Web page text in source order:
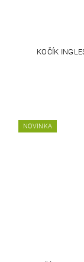
KOČÍK
NOVINKA